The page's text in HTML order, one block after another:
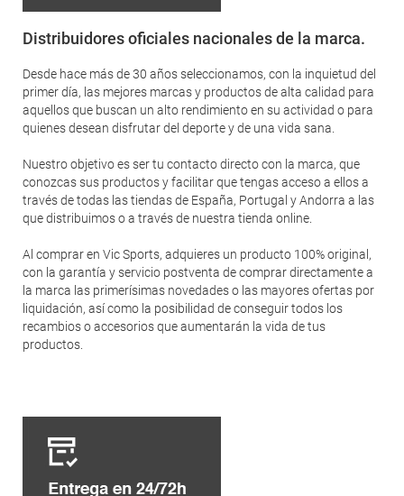
Distribuidores oficiales nacionales de la marca.
Desde hace más de 30 años seleccionamos, con la inquietud del
primer día, las mejores marcas y productos de alta calidad para
aquellos que buscan un alto rendimiento en su actividad o para
quienes desean disfrutar del deporte y de una vida sana.
Nuestro objetivo es ser tu contacto directo con la marca, que
conozcas sus productos y facilitar que tengas acceso a ellos a
través de todas las tiendas de España, Portugal y Andorra a las
que distribuimos o a través de nuestra tienda online.
Al comprar en Vic Sports, adquieres un producto 100% original,
con la garantía y servicio postventa de comprar directamente a
la marca las primerísimas novedades o las mayores ofertas por
liquidación, así como la posibilidad de conseguir todos los
recambios o accesorios que aumentarán la vida de tus
productos.